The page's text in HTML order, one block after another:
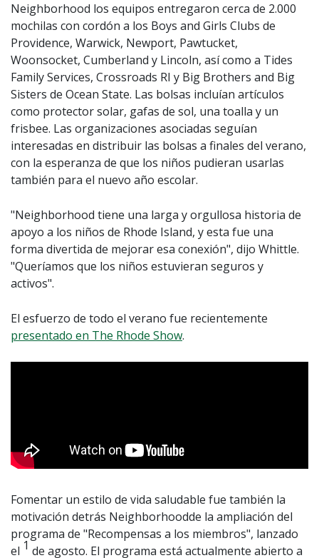
Neighborhood los equipos entregaron cerca de 2.000
mochilas con cordón a los Boys and Girls Clubs de
Providence, Warwick, Newport, Pawtucket,
Woonsocket, Cumberland y Lincoln, así como a Tides
Family Services, Crossroads RI y Big Brothers and Big
Sisters de Ocean State. Las bolsas incluían artículos
como protector solar, gafas de sol, una toalla y un
frisbee. Las organizaciones asociadas seguían
interesadas en distribuir las bolsas a finales del verano,
con la esperanza de que los niños pudieran usarlas
también para el nuevo año escolar.
"Neighborhood tiene una larga y orgullosa historia de
apoyo a los niños de Rhode Island, y esta fue una
forma divertida de mejorar esa conexión", dijo Whittle.
"Queríamos que los niños estuvieran seguros y
activos".
El esfuerzo de todo el verano fue recientemente
presentado en The Rhode Show.
Fomentar un estilo de vida saludable fue también la
motivación detrás Neighborhoodde la ampliación del
programa de "Recompensas a los miembros", lanzado
el 1 de agosto. El programa está actualmente abierto a